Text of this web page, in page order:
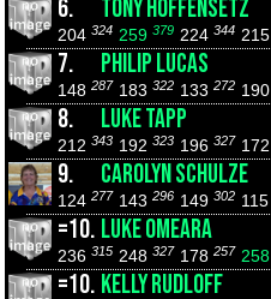
6. TONY HOFFENSETZ
204 324 259 379 224 344 215
7. PHILIP LUCAS
148 287 183 322 133 272 190
8. LUKE TAPP
212 343 192 323 196 327 172
9. CAROLYN SCHULZE
124 277 143 296 149 302 115
=10. LUKE OMEARA
236 315 248 327 178 257 258
=10. KELLY RUDLOFF